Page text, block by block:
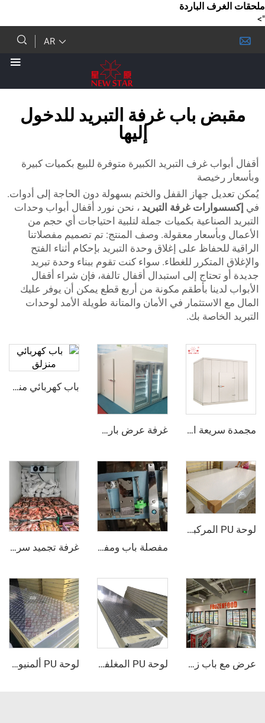
الباردة
باب غرفة التبريد للدخول
غرف التبريد الكبيرة متوفرة للبيع بكميات كبيرة
جهاز القفل والختم بسهولة دون الحاجة إلى أدوات.
غرفة التبريد، نحن نورد أقفال أبواب وحدات
بكميات جملة لتلبية احتياجات أي حجم من
معقولة. وصف المنتج: تم تصميم مفصلاتنا
على إغلاق وحدة التبريد بإحكام أثناء الفتح
للغطاء. سواء كنت تقوم ببناء وحدة تبريد
إلى استبدال أقفال تالفة، فإن شراء أقفال
بأطقم مكونة من أربع قطع يمكن أن يوفر عليك
في الأمان والمتانة طويلة الأمد لوحدات
بك.
مجمدة سريعة الانفجار غرفة عرض باردة مع باب زجاجي
باب كهربائي منزلق
لوحة PU المركبة من الفولاذ الملون
مفصلة باب ومفتوح الباب - كلها مدفونة
غرفة تجميد سريع
عرض مع باب زجاجي مبرد / ثلاجة دخولية لوحة PU المغلفة بالمعدن لوحة PU ألمنيوم مركبة مقاومة للانزلاق